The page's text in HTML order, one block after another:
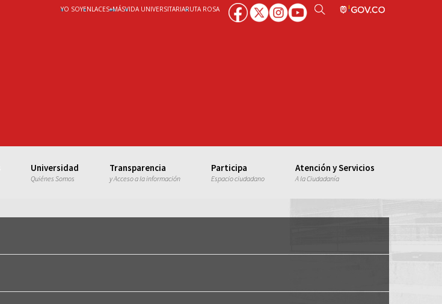
YO SOYENLACES+MÁSVIDA UNIVERSITARIARUTA ROSA
Universidad
Quiénes Somos
Transparencia
y Acceso a la información
Participa
Espacio ciudadano
Atención y Servicios
A la Ciudadanía